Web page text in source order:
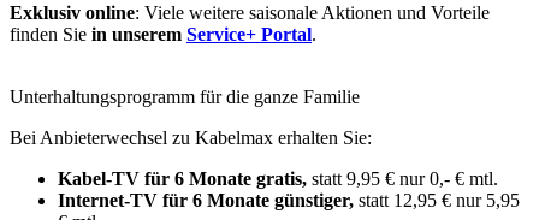
Exklusiv online: Viele weitere saisonale Aktionen und Vorteile
finden Sie in unserem Service+ Portal.
Unterhaltungsprogramm für die ganze Familie
Bei Anbieterwechsel zu Kabelmax erhalten Sie:
Kabel-TV für 6 Monate gratis, statt 9,95 € nur 0,- € mtl.
Internet-TV für 6 Monate günstiger, statt 12,95 € nur 5,95